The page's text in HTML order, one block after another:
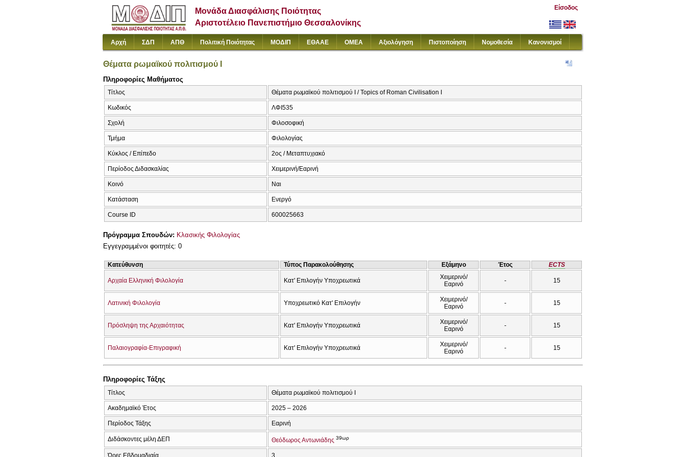
Μονάδα Διασφάλισης Ποιότητας
Αριστοτέλειο Πανεπιστήμιο Θεσσαλονίκης
Είσοδος
Αρχή ΣΔΠ ΑΠΘ Πολιτική Ποιότητας ΜΟΔΙΠ ΕΘΑΑΕ ΟΜΕΑ Αξιολόγηση Πιστοποίηση Νομοθεσία Κανονισμοί
Θέματα ρωμαϊκού πολιτισμού Ι
Πληροφορίες Μαθήματος
Τίτλος Θέματα ρωμαϊκού πολιτισμού Ι / Topics of Roman Civilisation I
Κωδικός ΛΦΙ535
Σχολή Φιλοσοφική
Τμήμα Φιλολογίας
Κύκλος / Επίπεδο 2ος / Μεταπτυχιακό
Περίοδος Διδασκαλίας Χειμερινή/Εαρινή
Κοινό Ναι
Κατάσταση Ενεργό
Course ID 600025663
Πρόγραμμα Σπουδών: Κλασικής Φιλολογίας
Εγγεγραμμένοι φοιτητές: 0
Κατεύθυνση Τύπος Παρακολούθησης Εξάμηνο Έτος ECTS
Αρχαία Ελληνική Φιλολογία Κατ' Επιλογήν Υποχρεωτικά
Χειμερινό/
Εαρινό
- 15
Λατινική Φιλολογία Υποχρεωτικό Κατ' Επιλογήν
Χειμερινό/
Εαρινό
- 15
Πρόσληψη της Αρχαιότητας Κατ' Επιλογήν Υποχρεωτικά
Χειμερινό/
Εαρινό
- 15
Παλαιογραφία-Επιγραφική Κατ' Επιλογήν Υποχρεωτικά
Χειμερινό/
Εαρινό
- 15
Πληροφορίες Τάξης
Τίτλος Θέματα ρωμαϊκού πολιτισμού Ι
Ακαδημαϊκό Έτος 2025 – 2026
Περίοδος Τάξης Εαρινή
Διδάσκοντες μέλη ΔΕΠ Θεόδωρος Αντωνιάδης 39ωρ
Ώρες Εβδομαδιαία 3